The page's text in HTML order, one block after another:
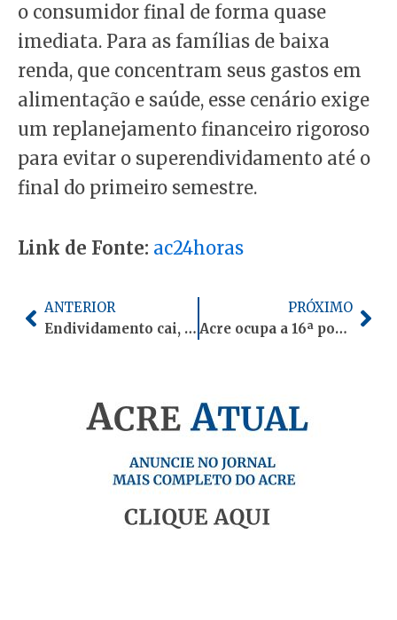
o consumidor final de forma quase
imediata. Para as famílias de baixa
renda, que concentram seus gastos em
alimentação e saúde, esse cenário exige
um replanejamento financeiro rigoroso
para evitar o superendividamento até o
final do primeiro semestre.
Link de Fonte: ac24horas
Anterior
ANTERIOR
Endividamento cai, mas 50 mil famílias acreanas seguem com contas em atraso
PRÓXIMO
Acre ocupa a 16ª posição nacional em evolução social, aponta ranking